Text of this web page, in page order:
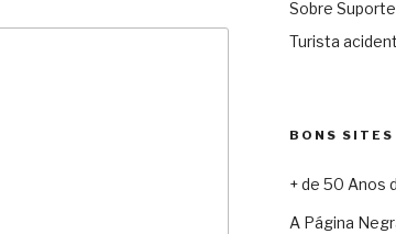
Sobre
Turista
BONS SITES
+ de 50 Anos
A Página